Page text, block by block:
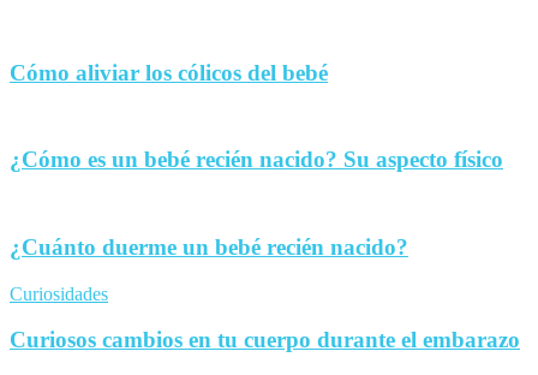
Cómo aliviar los cólicos del bebé
¿Cómo es un bebé recién nacido? Su aspecto físico
¿Cuánto duerme un bebé recién nacido?
Curiosidades
Curiosos cambios en tu cuerpo durante el embarazo